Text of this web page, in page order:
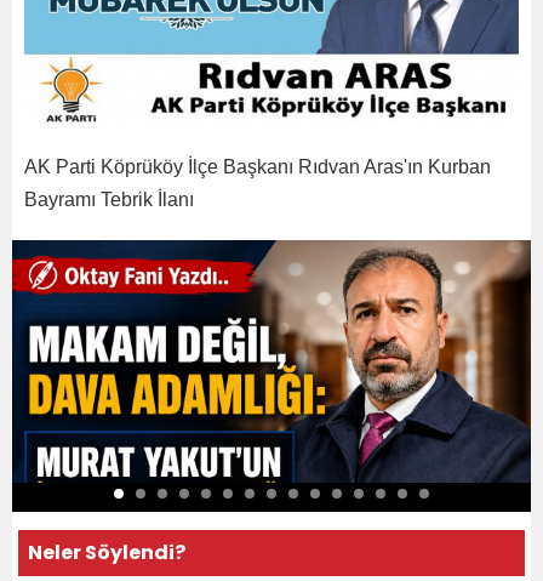
AK Parti Köprüköy İlçe Başkanı Rıdvan Aras'ın Kurban
Bayramı Tebrik İlanı
Neler Söylendi?